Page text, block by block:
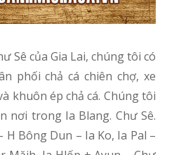
phối chả cá chiên chợ, xe
khuôn ép chả cá. Chúng tôi
nơi trong Ia Blang. Chư Sê.
H Bông Dun – Ia Ko, Ia Pal –